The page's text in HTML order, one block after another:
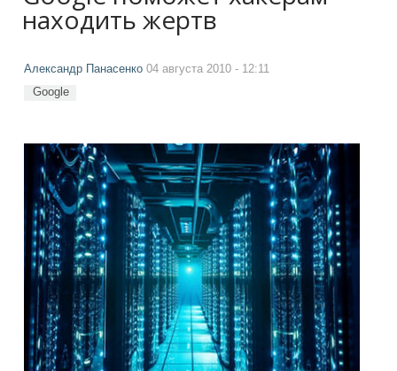
находить жертв
Александр Панасенко 04 августа 2010 - 12:11
Google